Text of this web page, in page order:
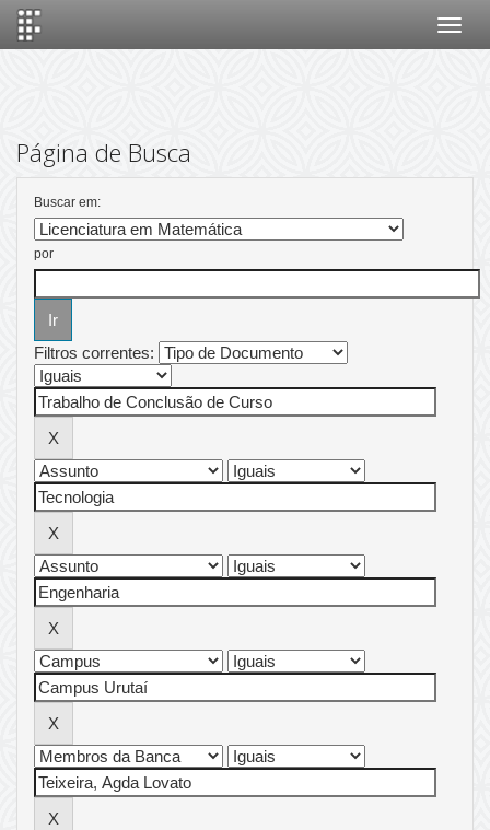
Página de Busca
Buscar em:
por
Filtros correntes: